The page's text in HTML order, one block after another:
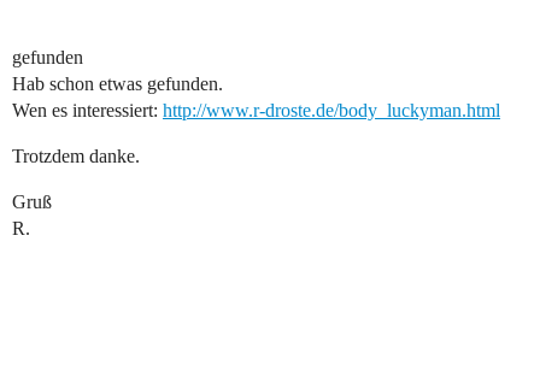
gefunden
Hab schon etwas gefunden.
Wen es interessiert: http://www.r-droste.de/body_luckyman.html
Trotzdem danke.
Gruß
R.